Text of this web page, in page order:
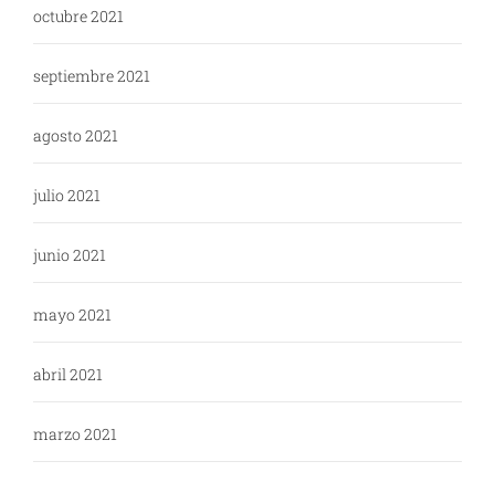
octubre 2021
septiembre 2021
agosto 2021
julio 2021
junio 2021
mayo 2021
abril 2021
marzo 2021